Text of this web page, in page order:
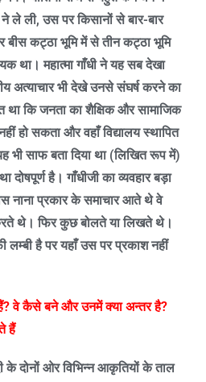
ने ले ली,उस पर किसानों से बार-बार
बीस कट्ठा भूमि में से तीन कट्ठा भूमि
था। महात्मा गाँधी ने यह सब देखा
अत्याचार भी देखे उनसे संघर्ष करने का
था कि जनता का शैक्षिक और सामाजिक
हो सकता और वहाँ विद्यालय स्थापित
भी साफ बता दिया था (लिखित रूप में)
दोषपूर्ण है। गाँधीजी का व्यवहार बड़ा
नाना प्रकार के समाचार आते थे वे
थे। फिर कुछ बोलते या लिखते थे।
लम्बी है पर यहाँ उस पर प्रकाश नहीं
?वे कैसे बने और उनमें क्या अन्तर है?
हैं
के दोनों ओर विभिन्न आकृतियों के ताल